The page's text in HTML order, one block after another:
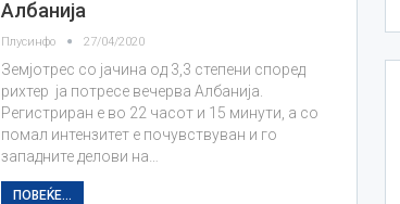
Албанија
Плусинфо 27/04/2020
Земјотрес со јачина од 3,3 степени според
рихтер ја потресе вечерва Албанија.
Регистриран е во 22 часот и 15 минути, а со
помал интензитет е почувствуван и го
западните делови на…
ПОВЕЌЕ...